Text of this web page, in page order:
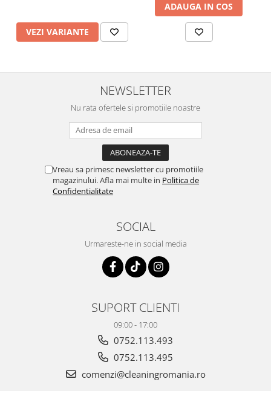
VEZI VARIANTE
ADAUGA IN COS
NEWSLETTER
Nu rata ofertele si promotiile noastre
Vreau sa primesc newsletter cu promotiile
magazinului. Afla mai multe in Politica de
Confidentialitate
SOCIAL
Urmareste-ne in social media
SUPORT CLIENTI
09:00 - 17:00
0752.113.493
0752.113.495
comenzi@cleaningromania.ro